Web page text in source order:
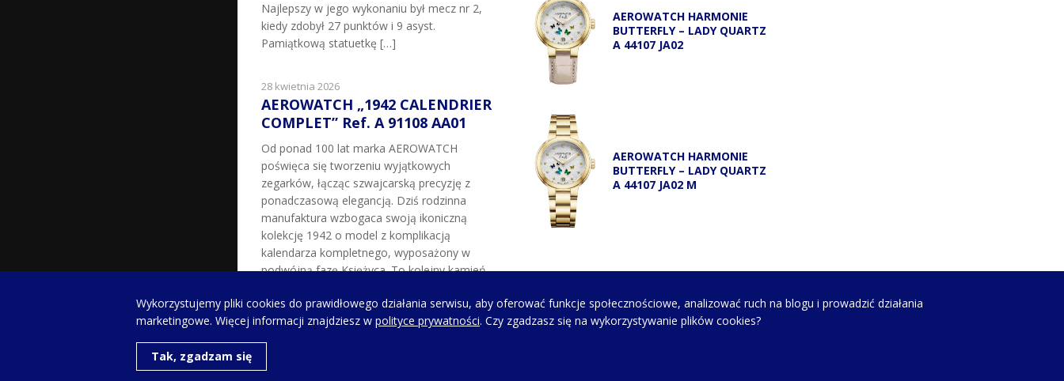
Najlepszy w jego wykonaniu był mecz nr 2,
kiedy zdobył 27 punktów i 9 asyst.
Pamiątkową statuetkę […]
28 kwietnia 2026
AEROWATCH „1942 CALENDRIER
COMPLET” Ref. A 91108 AA01
Od ponad 100 lat marka AEROWATCH
poświęca się tworzeniu wyjątkowych
zegarków, łącząc szwajcarską precyzję z
ponadczasową elegancją. Dziś rodzinna
manufaktura wzbogaca swoją ikoniczną
kolekcję 1942 o model z komplikacją
kalendarza kompletnego, wyposażony w
podwójną fazę Księżyca. To kolejny kamień
zegarków z fazą Księżyca, które w latach 80.
XX […]
AEROWATCH HARMONIE
BUTTERFLY – LADY QUARTZ
A 44107 JA02
AEROWATCH HARMONIE
BUTTERFLY – LADY QUARTZ
A 44107 JA02 M
Copyright © Wszelkie prawa zastrzeżone. |
Wykorzystujemy pliki cookies do prawidłowego działania serwisu, aby oferować funkcje społecznościowe, analizować ruch na blogu i prowadzić działania
marketingowe. Więcej informacji znajdziesz w polityce prywatności. Czy zgadzasz się na wykorzystywanie plików cookies?
Tak, zgadzam się